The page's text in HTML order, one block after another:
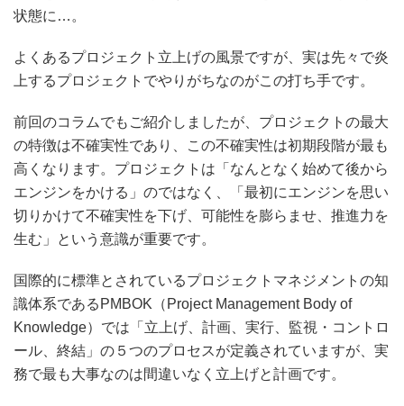
状態に…。
よくあるプロジェクト立上げの風景ですが、実は先々で炎
上するプロジェクトでやりがちなのがこの打ち手です。
前回のコラムでもご紹介しましたが、プロジェクトの最大
の特徴は不確実性であり、この不確実性は初期段階が最も
高くなります。プロジェクトは「なんとなく始めて後から
エンジンをかける」のではなく、「最初にエンジンを思い
切りかけて不確実性を下げ、可能性を膨らませ、推進力を
生む」という意識が重要です。
国際的に標準とされているプロジェクトマネジメントの知
識体系であるPMBOK（Project Management Body of
Knowledge）では「立上げ、計画、実行、監視・コントロ
ール、終結」の５つのプロセスが定義されていますが、実
務で最も大事なのは間違いなく立上げと計画です。